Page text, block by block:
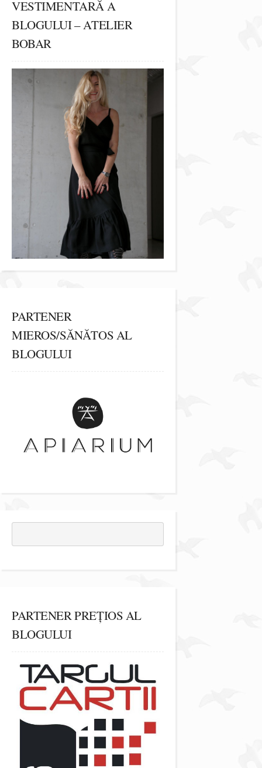
VESTIMENTARĂ A
BLOGULUI – ATELIER
BOBAR
PARTENER
MIEROS/SĂNĂTOS AL
BLOGULUI
PARTENER PREȚIOS AL
BLOGULUI